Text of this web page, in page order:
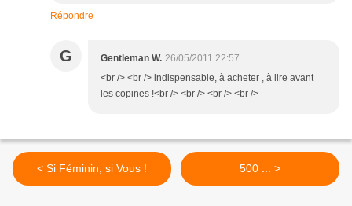
Répondre
G Gentleman W. 26/05/2011 22:57
<br /> <br /> indispensable, à acheter , à lire avant
les copines !<br /> <br /> <br /> <br />
< Si Féminin, si Vous ! 500 ... >